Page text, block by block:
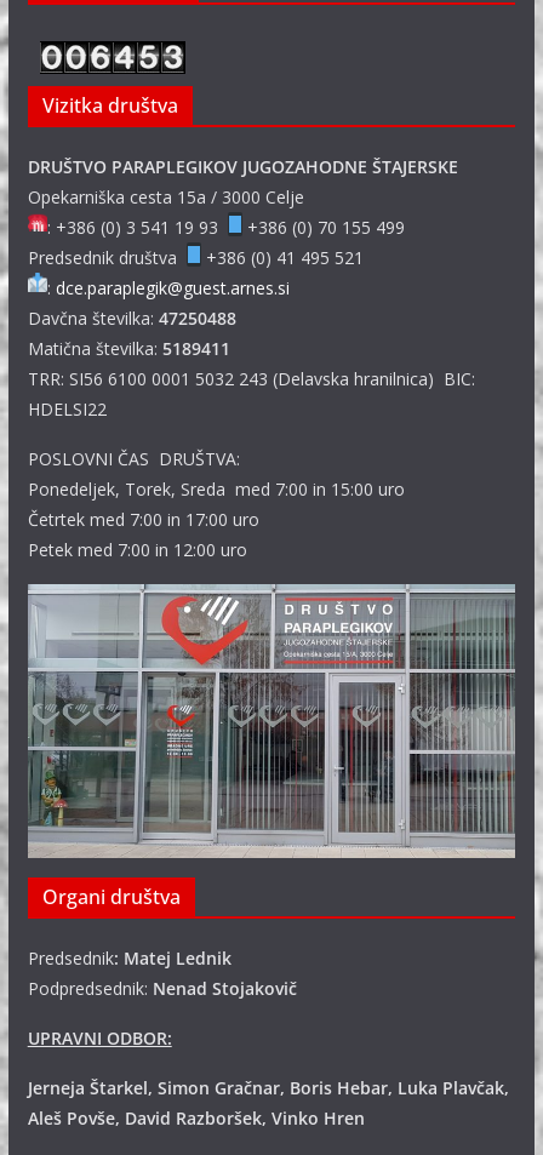
Vizitka društva
DRUŠTVO PARAPLEGIKOV JUGOZAHODNE ŠTAJERSKE
Opekarniška cesta 15a / 3000 Celje
: +386 (0) 3 541 19 93
+386 (0) 70 155 499
Predsednik društva
+386 (0) 41 495 521
: dce.paraplegik@guest.arnes.si
Davčna številka: 47250488
Matična številka: 5189411
TRR: SI56 6100 0001 5032 243 (Delavska hranilnica) BIC:
HDELSI22
POSLOVNI ČAS DRUŠTVA:
Ponedeljek, Torek, Sreda med 7:00 in 15:00 uro
Četrtek med 7:00 in 17:00 uro
Petek med 7:00 in 12:00 uro
Organi društva
Predsednik: Matej Lednik
Podpredsednik: Nenad Stojakovič
UPRAVNI ODBOR:
Jerneja Štarkel, Simon Gračnar, Boris Hebar, Luka Plavčak,
Aleš Povše, David Razboršek, Vinko Hren